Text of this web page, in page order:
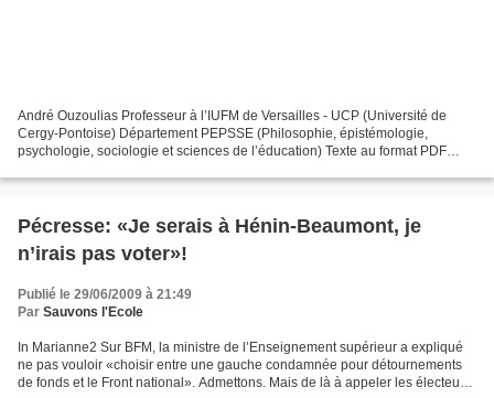
André Ouzoulias Professeur à l’IUFM de Versailles - UCP (Université de
Cergy-Pontoise) Département PEPSSE (Philosophie, épistémologie,
psychologie, sociologie et sciences de l’éducation) Texte au format PDF
Pécresse: «Je serais à Hénin-Beaumont, je
n’irais pas voter»!
Publié le 29/06/2009 à 21:49
Par Sauvons l'Ecole
In Marianne2 Sur BFM, la ministre de l’Enseignement supérieur a expliqué
ne pas vouloir «choisir entre une gauche condamnée pour détournements
de fonds et le Front national». Admettons. Mais de là à appeler les électeurs